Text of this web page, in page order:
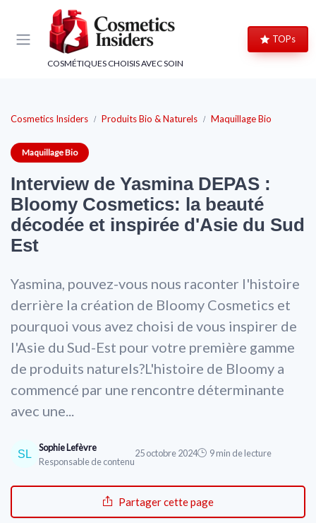
COSMÉTIQUES CHOISIS AVEC SOIN
TOPs
Cosmetics Insiders Produits Bio & Naturels Maquillage Bio
Maquillage Bio
Interview de Yasmina DEPAS :
Bloomy Cosmetics: la beauté
décodée et inspirée d'Asie du Sud
Est
Yasmina, pouvez-vous nous raconter l'histoire
derrière la création de Bloomy Cosmetics et
pourquoi vous avez choisi de vous inspirer de
l'Asie du Sud-Est pour votre première gamme
de produits naturels?L'histoire de Bloomy a
commencé par une rencontre déterminante
avec une...
Sophie Lefèvre
Responsable de contenu
25 octobre 2024 9 min de lecture
Partager cette page
×
CLUB COSMETICS INSIDERS
avis d'experts : le meilleur de la cosmétique,
directement dans votre boîte mail.
Bons plans Code cadeau
Avis d'experts Exclusivités
→ Je m'inscris
* En remplissant ce formulaire, j'accepte d'être
contacté(e) à des fins commerciales par Cosmetics
Insiders et ses partenaires.
×
LE CLUB BEAUTÉ
plans beauté avant tout le monde.
Tests produits Astuces beauté
→ Je rejoins le club
* En rejoignant le club, j'accepte de recevoir les emails
de Cosmetics Insiders et les offres de ses partenaires.
Non merci, peut-être plus tard
Panneau de gestion des cookies